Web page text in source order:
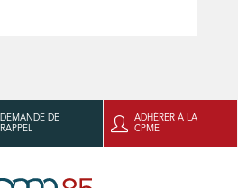
DEMANDE DE
RAPPEL
ADHÉRER À LA
CPME